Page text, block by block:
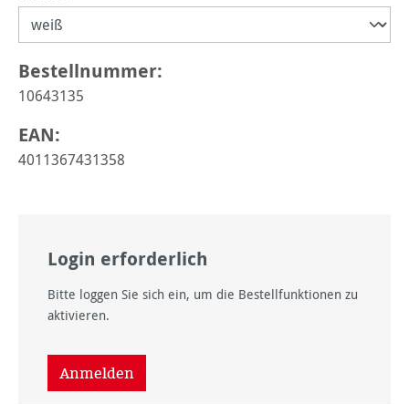
Bestellnummer:
10643135
EAN:
4011367431358
Login erforderlich
Bitte loggen Sie sich ein, um die Bestellfunktionen zu
aktivieren.
Anmelden